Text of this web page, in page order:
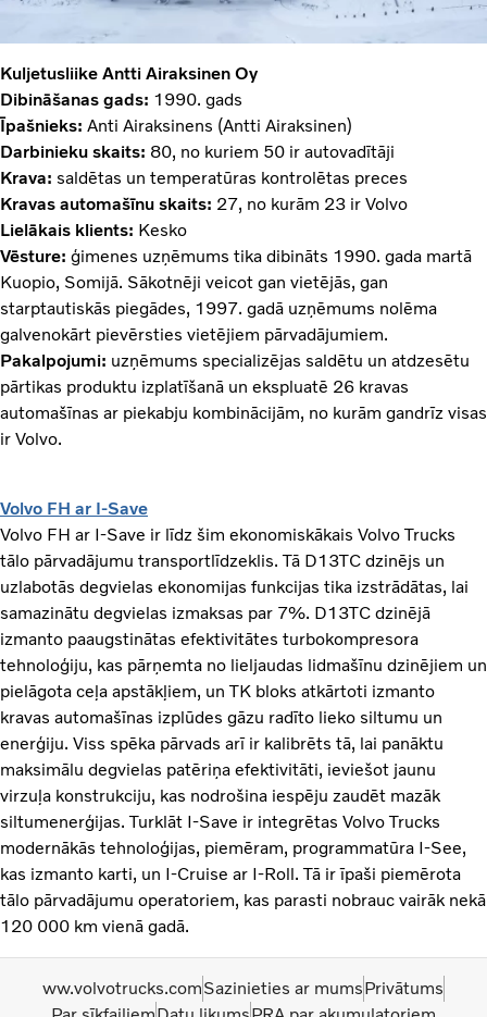
Kuljetusliike Antti Airaksinen Oy
Dibināšanas gads: 1990. gads
Īpašnieks: Anti Airaksinens (Antti Airaksinen)
Darbinieku skaits: 80, no kuriem 50 ir autovadītāji
Krava: saldētas un temperatūras kontrolētas preces
Kravas automašīnu skaits: 27, no kurām 23 ir Volvo
Lielākais klients: Kesko
Vēsture: ģimenes uzņēmums tika dibināts 1990. gada martā
Kuopio, Somijā. Sākotnēji veicot gan vietējās, gan
starptautiskās piegādes, 1997. gadā uzņēmums nolēma
galvenokārt pievērsties vietējiem pārvadājumiem.
Pakalpojumi: uzņēmums specializējas saldētu un atdzesētu
pārtikas produktu izplatīšanā un ekspluatē 26 kravas
automašīnas ar piekabju kombinācijām, no kurām gandrīz visas
ir Volvo.
Volvo FH ar I-Save
Volvo FH ar I-Save ir līdz šim ekonomiskākais Volvo Trucks
tālo pārvadājumu transportlīdzeklis. Tā D13TC dzinējs un
uzlabotās degvielas ekonomijas funkcijas tika izstrādātas, lai
samazinātu degvielas izmaksas par 7%. D13TC dzinējā
izmanto paaugstinātas efektivitātes turbokompresora
tehnoloģiju, kas pārņemta no lieljaudas lidmašīnu dzinējiem un
pielāgota ceļa apstākļiem, un TK bloks atkārtoti izmanto
kravas automašīnas izplūdes gāzu radīto lieko siltumu un
enerģiju. Viss spēka pārvads arī ir kalibrēts tā, lai panāktu
maksimālu degvielas patēriņa efektivitāti, ieviešot jaunu
virzuļa konstrukciju, kas nodrošina iespēju zaudēt mazāk
siltumenerģijas. Turklāt I-Save ir integrētas Volvo Trucks
modernākās tehnoloģijas, piemēram, programmatūra I-See,
kas izmanto karti, un I-Cruise ar I-Roll. Tā ir īpaši piemērota
tālo pārvadājumu operatoriem, kas parasti nobrauc vairāk nekā
120 000 km vienā gadā.
ww.volvotrucks.comSazinieties ar mumsPrivātums